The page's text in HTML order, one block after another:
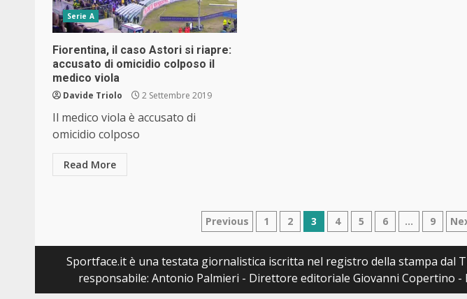
Serie A
Fiorentina, il caso Astori si riapre:
accusato di omicidio colposo il
medico viola
Davide Triolo 2 Settembre 2019
Il medico viola è accusato di
omicidio colposo
Read More
Navigazione
articoli
Previous 1 2 3 4 5 6 … 9
Sportface.it è una testata giornalistica iscritta nel registro della stampa dal
responsabile: Antonio Palmieri - Direttore editoriale Giovanni Copertino -